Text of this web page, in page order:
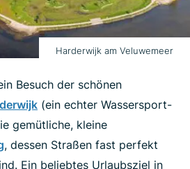
Harderwijk am Veluwemeer
Besuch der schönen
(ein echter Wassersport-
gemütliche, kleine
, dessen Straßen fast perfekt
Ein beliebtes Urlaubsziel in